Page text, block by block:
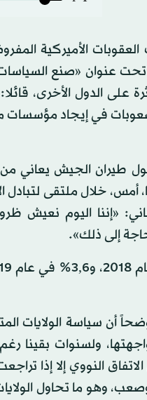
الأميركية
عنوان «صنع
الدول الأخرى،
في إيجاد مؤسسات
طيران الجيش يعاني
أمس، خلال ملتقى لتبادل
«إننا اليوم نعيش
إلى ذلك».
أن سياسة الولايات
ولسنوات بقينا
الاتفاق النووي إلا إذا
وهو ما تحاول